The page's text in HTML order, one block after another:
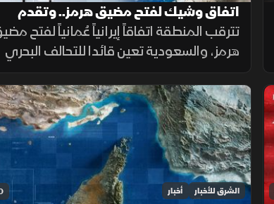
اتفاق وشيك لفتح مضيق هرمز.. وتقدم
بمفاوضات لبنان وإسرائيل
تترقب المنطقة اتفاقاً إيرانياً عُمانياً لفتح
هرمز، والسعودية تعين قائدا للتحالف البحري
الدفاعي. كما تقدمت المفاوضات اللبنانية
الإسرائيلية بروما، بينما كثفت روسيا
أوكرانيا.
الشرق للأخبار أخبار